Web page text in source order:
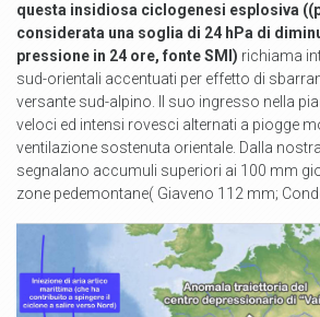
questa insidiosa ciclogenesi esplosiva
considerata una soglia di 24 hPa di
pressione in 24 ore, fonte SMI) richiama
sud-orientali accentuati per effetto di
versante sud-alpino. Il suo ingresso nella
veloci ed intensi rovesci alternati a piogge
ventilazione sostenuta orientale. Dalla
segnalano accumuli superiori ai 100 mm
zone pedemontane( Giaveno 112 mm;